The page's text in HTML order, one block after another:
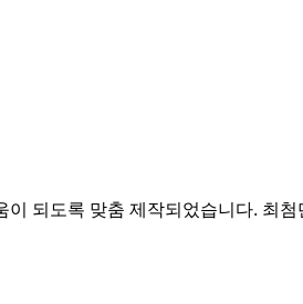
되도록 맞춤 제작되었습니다. 최첨